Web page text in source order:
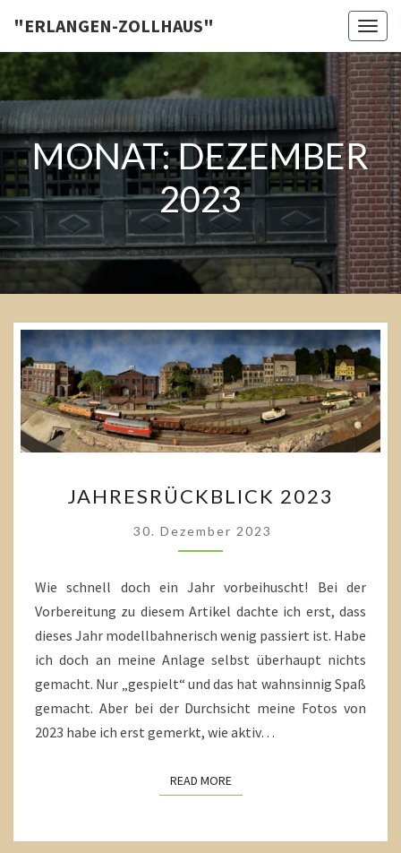
content
"ERLANGEN-ZOLLHAUS"
Jahresrückblick
2023
MONAT:DEZEMBER
2023
2023
JAHRESRÜCKBLICK 2023
30. Dezember 2023
Wie schnell doch ein Jahr vorbeihuscht! Bei der
Vorbereitung zu diesem Artikel dachte ich erst, dass
dieses Jahr modellbahnerisch wenig passiert ist. Habe
ich doch an meine Anlage selbst überhaupt nichts
gemacht. Nur „gespielt“ und das hat wahnsinnig Spaß
gemacht. Aber bei der Durchsicht meine Fotos von
2023 habe ich erst gemerkt, wie aktiv…
READ MOREREAD MORE